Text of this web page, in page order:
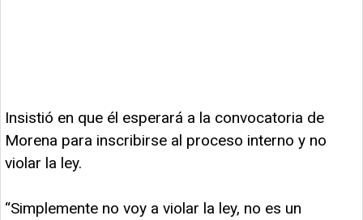
Insistió en que él esperará a la convocatoria de
Morena para inscribirse al proceso interno y no
violar la ley.
“Simplemente no voy a violar la ley, no es un